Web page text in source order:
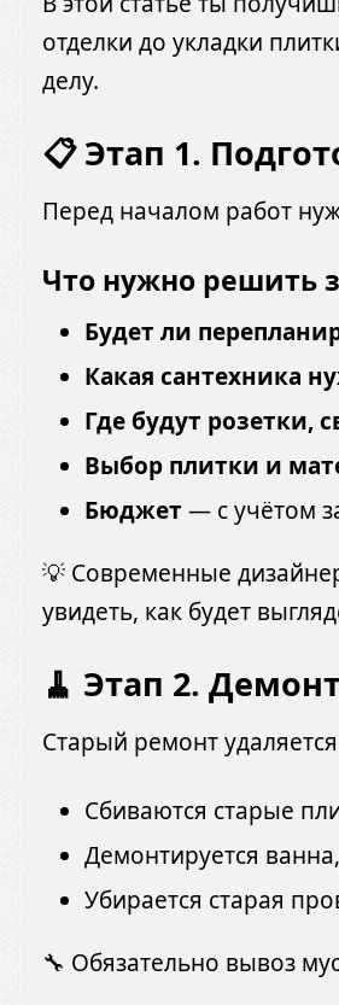
отделки до укладки
делу.
📋 Этап 1.
Перед началом работ
Что нужно решить
Будет ли
Какая сантехника
Где будут розетки,
Выбор плитки и
Бюджет — с учётом
💡 Современные
увидеть, как будет
🧹 Этап 2.
Старый ремонт
Сбиваются старые
Демонтируется
Убирается старая
🔧 Обязательно вывоз